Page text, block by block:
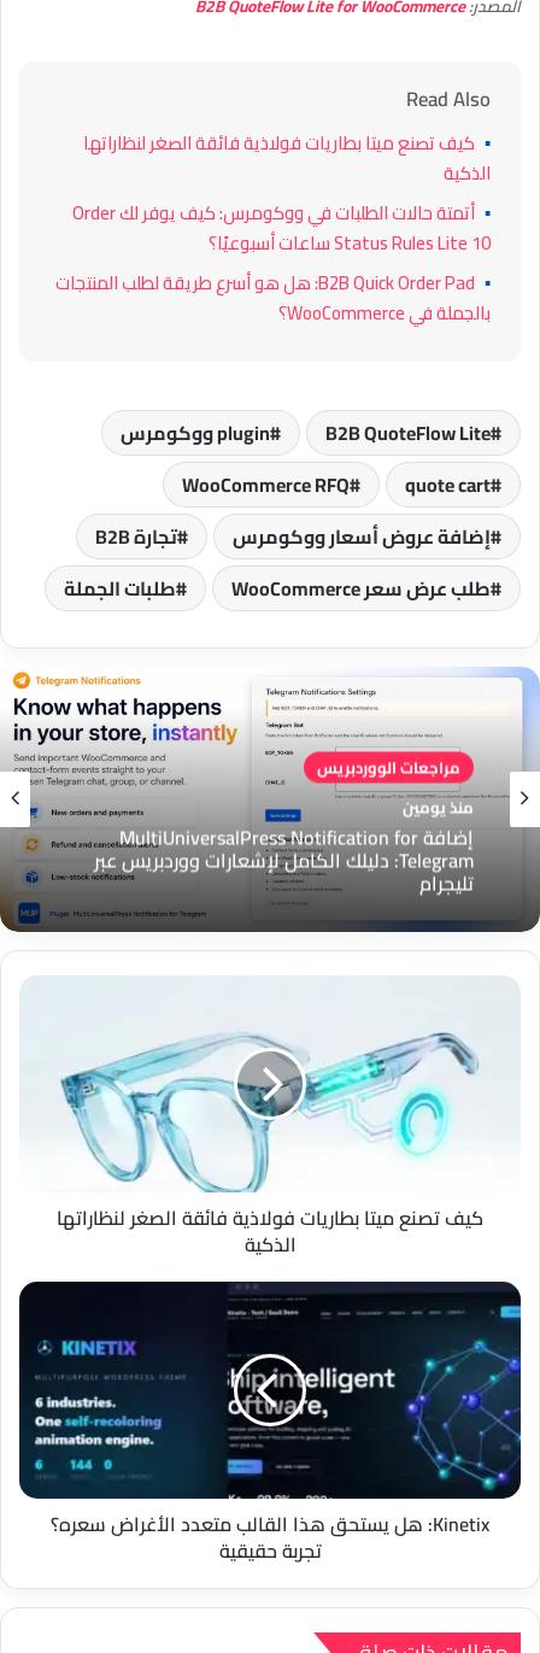
Read Also
▪ كيف تصنع ميتا بطاريات فولاذية فائقة الصغر لنظاراتها
الذكية
▪
أتمتة حالات الطلبات في ووكومرس: كيف يوفر لك Order
Status Rules Lite 10 ساعات أسبوعيًا؟
▪
B2B Quick Order Pad: هل هو أسرع طريقة لطلب المنتجات
بالجملة في WooCommerce؟
B2B QuoteFlow Lite
plugin ووكومرس
quote cart
WooCommerce RFQ
إضافة عروض أسعار ووكومرس
تجارة B2B
طلب عرض سعر WooCommerce
طلبات الجملة
مراجعات الووردبريس
منذ يومين
إضافة MultiUniversalPress Notification for
Telegram: دليلك الكامل لإشعارات ووردبريس عبر
تليجرام
مراجعات الووردبريس
منذ يومين
إضافة MultiUniversalPress Floating Support
لووردبريس: زر دعم عائم لتواصل أسرع مع العملاء
كيف
بطاريات
كيف تصنع ميتا بطاريات فولاذية فائقة الصغر لنظاراتها
الذكية
Kinetix:
هل
يستحق
هذا
القالب
متعدد
الأغراض
سعره؟
تجربة
حقيقية
Kinetix: هل يستحق هذا القالب متعدد الأغراض سعره؟
تجربة حقيقية